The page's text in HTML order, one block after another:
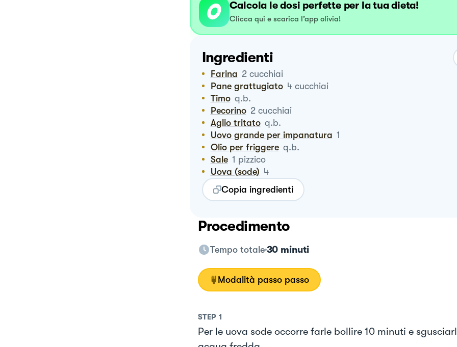
Calcola le dosi perfette per la tua dieta!
Clicca qui e scarica l’app olivia!
Ingredienti
Farina 2 cucchiai
Pane grattugiato 4 cucchiai
Timo q.b.
Pecorino 2 cucchiai
Aglio tritato q.b.
Uovo grande per impanatura 1
Olio per friggere q.b.
Sale 1 pizzico
Uova (sode) 4
Copia ingredienti
Procedimento
Tempo totale 30 minuti
Modalità passo passo
STEP 1
Per le uova sode occorre farle bollire 10 minuti e